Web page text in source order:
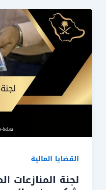
القضايا المالية
لجنة المنازعات